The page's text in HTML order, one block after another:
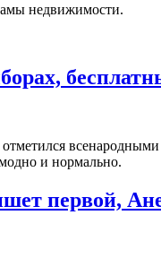
недвижимости.
и нормально.
первой,